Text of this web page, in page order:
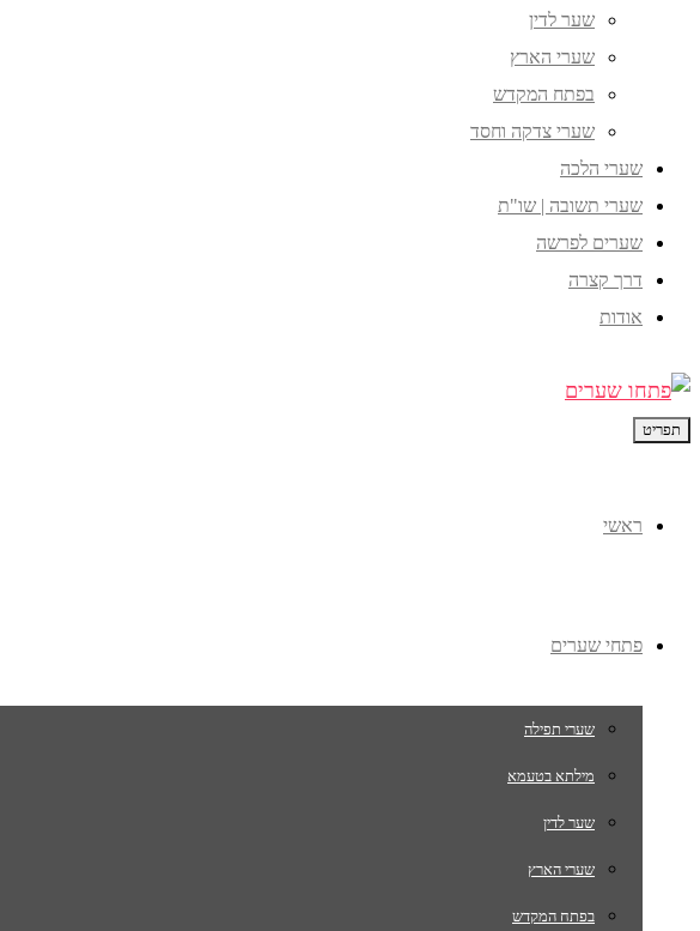
שער לדין
שערי הארץ
בפתח המקדש
שערי צדקה וחסד
שערי הלכה
שערי תשובה | שו"ת
שערים לפרשה
דרך קצרה
אודות
תפריט
ראשי
פתחי שערים
שערי תפילה
מילתא בטעמא
שער לדין
שערי הארץ
בפתח המקדש